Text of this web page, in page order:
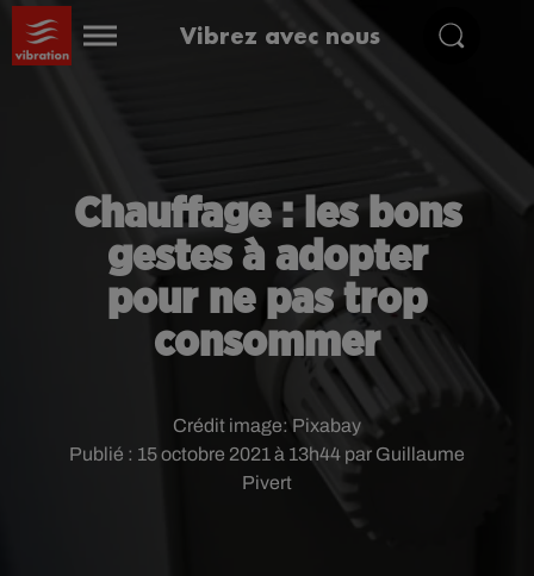
Vibrez avec nous
Chauffage : les bons
gestes à adopter
pour ne pas trop
consommer
Publié : 15 octobre 2021 à 13h44 par Guillaume
Pivert
Crédit image: Pixabay